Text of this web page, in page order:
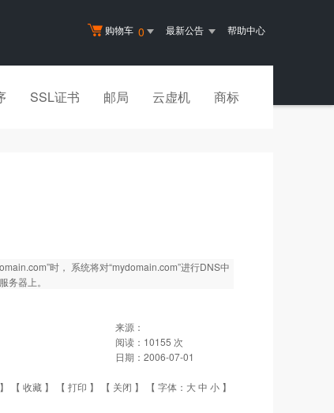
购物车 0 最新公告 帮助中心
SSL证书 邮局 云虚机 商标
时， 系统将对“mydomain.com”进行DNS中
器上。
来源：
阅读： 10155 次
日期： 2006-07-01
】 【 收藏 】 【 打印 】 【 关闭 】 【 字体： 大中 小 】